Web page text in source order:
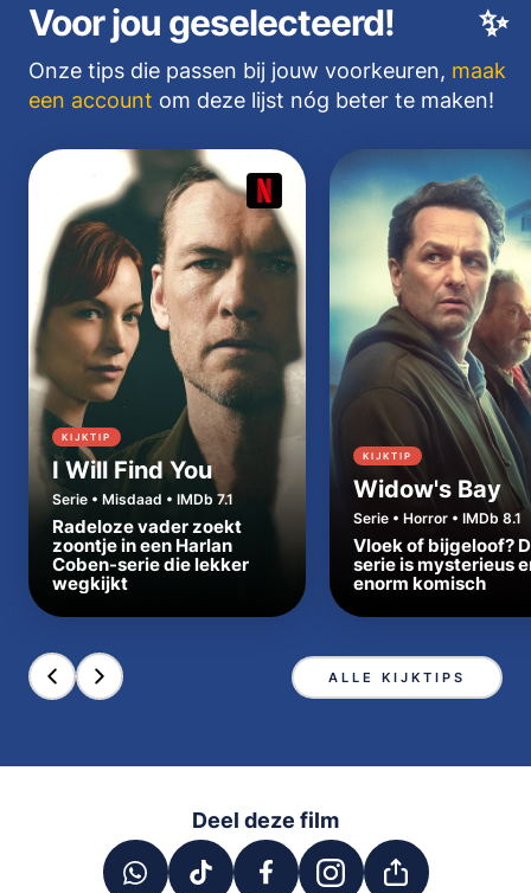
✨
Voor jou geselecteerd!
Onze tips die passen bij jouw voorkeuren, maak
een account om deze lijst nóg beter te maken!
KIJKTIP
I Will Find You
Serie • Misdaad • IMDb 7.1
Radeloze vader zoekt
zoontje in een Harlan
Coben-serie die lekker
wegkijkt
KIJKTIP
Widow's Bay
Serie • Horror • IMDb 8.1
Vloek of bijgeloof?
serie is mysterieus
enorm komisch
ALLE KIJKTIPS
Deel deze film